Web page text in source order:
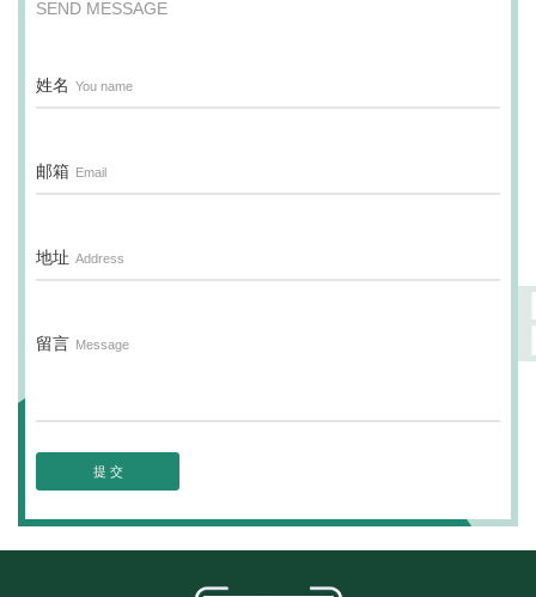
SEND MESSAGE
姓名 You name
邮箱 Email
地址 Address
留言 Message